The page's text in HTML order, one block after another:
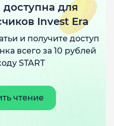
доступна для
Invest Era
и получите доступ
всего за 10 рублей
START
чтение